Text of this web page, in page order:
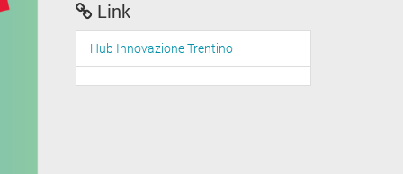
Link
Hub Innovazione Trentino